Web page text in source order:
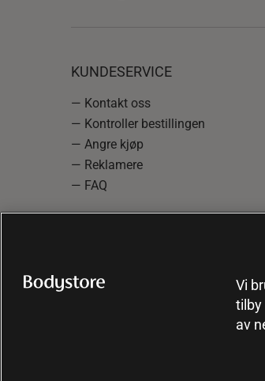
KUNDESERVICE
— Kontakt oss
— Kontroller bestillingen
— Angre kjøp
— Reklamere
— FAQ
Vi
tilby
av